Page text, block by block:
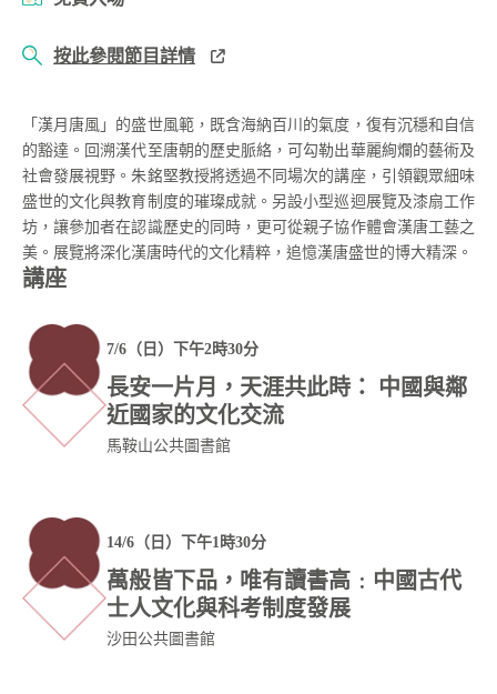
按此參閱節目詳情
「漢月唐風」的盛世風範，既含海納百川的氣度，復有沉穩和自信
的豁達。回溯漢代至唐朝的歷史脈絡，可勾勒出華麗絢爛的藝術及
社會發展視野。朱銘堅教授將透過不同場次的講座，引領觀眾細味
盛世的文化與教育制度的璀璨成就。另設小型巡迴展覽及漆扇工作
坊，讓參加者在認識歷史的同時，更可從親子協作體會漢唐工藝之
美。展覽將深化漢唐時代的文化精粹，追憶漢唐盛世的博大精深。
講座
7/6（日）下午2時30分
長安一片月，天涯共此時： 中國與鄰
近國家的文化交流
馬鞍山公共圖書館
14/6（日）下午1時30分
萬般皆下品，唯有讀書高﹕中國古代
士人文化與科考制度發展
沙田公共圖書館